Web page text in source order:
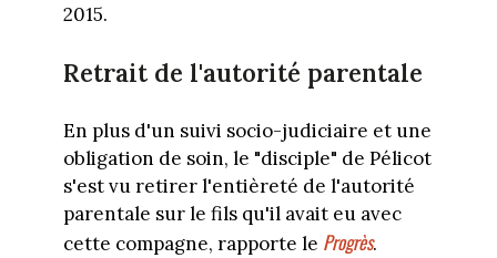
2015.
Retrait de l'autorité parentale
En plus d'un suivi socio-judiciaire et une
obligation de soin, le "disciple" de Pélicot
s'est vu retirer l'entièreté de l'autorité
parentale sur le fils qu'il avait eu avec
cette compagne, rapporte le Progrès.